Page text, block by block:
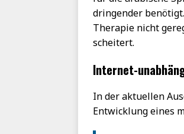
dringender
Therapie nicht
scheitert.
Internet-
In der aktuellen
Entwicklung eines